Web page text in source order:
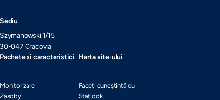
Sediu
Szymanowski 1/15
30-047 Cracovia
Pachete și caracteristici
Monitorizare
Zasoby
Harta site-ului
Faceți cunoștință cu
Statlook